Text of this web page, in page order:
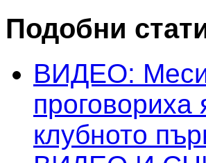
Подобни
ВИДЕО:
проговориха
клубното